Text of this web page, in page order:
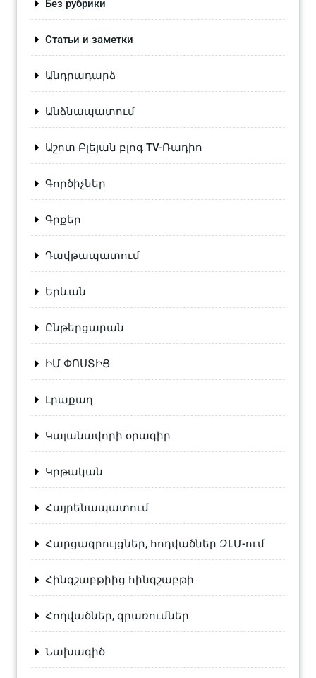
Без рубрики
Статьи и заметки
Անդրադարձ
Անձնապատում
Աշոտ Բլեյան բլոգ TV-Ռադիո
Գործիչներ
Գրքեր
Դավթապատում
Երևան
Ընթերցարան
ԻՄ ՓՈՍՏԻՑ
Լրաքաղ
Կալանավորի օրագիր
Կրթական
Հայրենապատում
Հարցազրույցներ, հոդվածներ ԶԼՄ-ում
Հինգշաբթիից հինգշաբթի
Հոդվածներ, գրառումներ
Նախագիծ